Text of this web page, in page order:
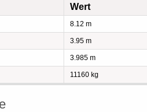
Wert
8.12 m
3.95 m
3.985 m
11160 kg